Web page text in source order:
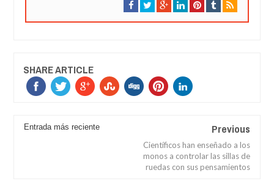
SHARE ARTICLE
Entrada más reciente Previous
Científicos han enseñado a los
monos a controlar las sillas de
ruedas con sus pensamientos